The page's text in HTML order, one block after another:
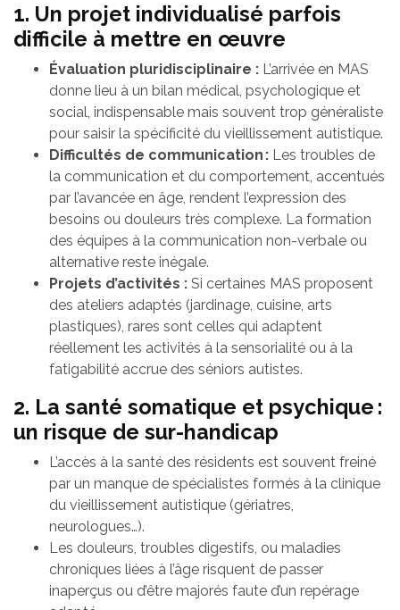
1. Un projet individualisé parfois
difficile à mettre en œuvre
Évaluation pluridisciplinaire : L’arrivée en MAS
donne lieu à un bilan médical, psychologique et
social, indispensable mais souvent trop généraliste
pour saisir la spécificité du vieillissement autistique.
Difficultés de communication : Les troubles de
la communication et du comportement, accentués
par l’avancée en âge, rendent l’expression des
besoins ou douleurs très complexe. La formation
des équipes à la communication non-verbale ou
alternative reste inégale.
Projets d’activités : Si certaines MAS proposent
des ateliers adaptés (jardinage, cuisine, arts
plastiques), rares sont celles qui adaptent
réellement les activités à la sensorialité ou à la
fatigabilité accrue des séniors autistes.
2. La santé somatique et psychique :
un risque de sur-handicap
L’accès à la santé des résidents est souvent freiné
par un manque de spécialistes formés à la clinique
du vieillissement autistique (gériatres,
neurologues…).
Les douleurs, troubles digestifs, ou maladies
chroniques liées à l’âge risquent de passer
inaperçus ou d’être majorés faute d’un repérage